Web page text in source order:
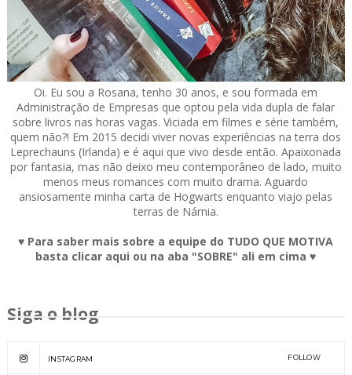
Oi. Eu sou a Rosana, tenho 30 anos, e sou formada em
Administração de Empresas que optou pela vida dupla de falar
sobre livros nas horas vagas. Viciada em filmes e série também,
quem não?! Em 2015 decidi viver novas experiências na terra dos
Leprechauns (Irlanda) e é aqui que vivo desde então. Apaixonada
por fantasia, mas não deixo meu contemporâneo de lado, muito
menos meus romances com muito drama. Aguardo
ansiosamente minha carta de Hogwarts enquanto viajo pelas
terras de Nárnia.
♥ Para saber mais sobre a equipe do TUDO QUE MOTIVA
basta clicar aqui ou na aba "SOBRE" ali em cima ♥
Siga o blog
INSTAGRAM FOLLOW